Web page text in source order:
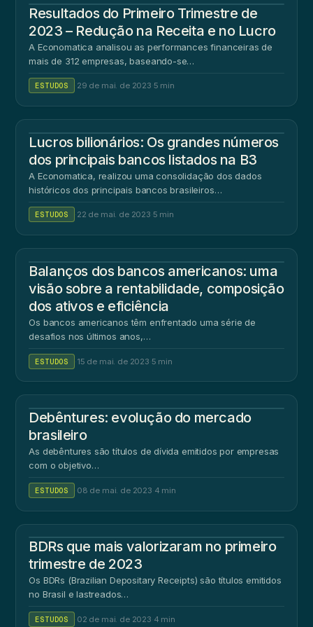
Resultados do Primeiro Trimestre de
2023 – Redução na Receita e no Lucro
A Economatica analisou as performances financeiras de
mais de 312 empresas, baseando-se…
ESTUDOS 29 de mai. de 2023 5 min
Lucros bilionários: Os grandes números
dos principais bancos listados na B3
A Economatica, realizou uma consolidação dos dados
históricos dos principais bancos brasileiros…
ESTUDOS 22 de mai. de 2023 5 min
Balanços dos bancos americanos: uma
visão sobre a rentabilidade, composição
dos ativos e eficiência
Os bancos americanos têm enfrentado uma série de
desafios nos últimos anos,…
ESTUDOS 15 de mai. de 2023 5 min
Debêntures: evolução do mercado
brasileiro
As debêntures são títulos de dívida emitidos por empresas
com o objetivo…
ESTUDOS 08 de mai. de 2023 4 min
BDRs que mais valorizaram no primeiro
trimestre de 2023
Os BDRs (Brazilian Depositary Receipts) são títulos emitidos
no Brasil e lastreados…
ESTUDOS 02 de mai. de 2023 4 min